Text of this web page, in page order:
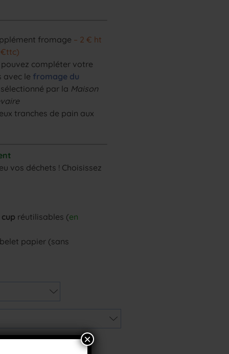
fromage – 2 € ht
€ttc)
compléter votre
avec le fromage du
par la Maison
tranches de pain aux
vos déchets ! Choisissez
réutilisables (en
papier (sans
×